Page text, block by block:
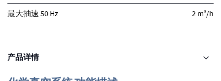
最大抽速 50 Hz
2 m3/h
产品详情